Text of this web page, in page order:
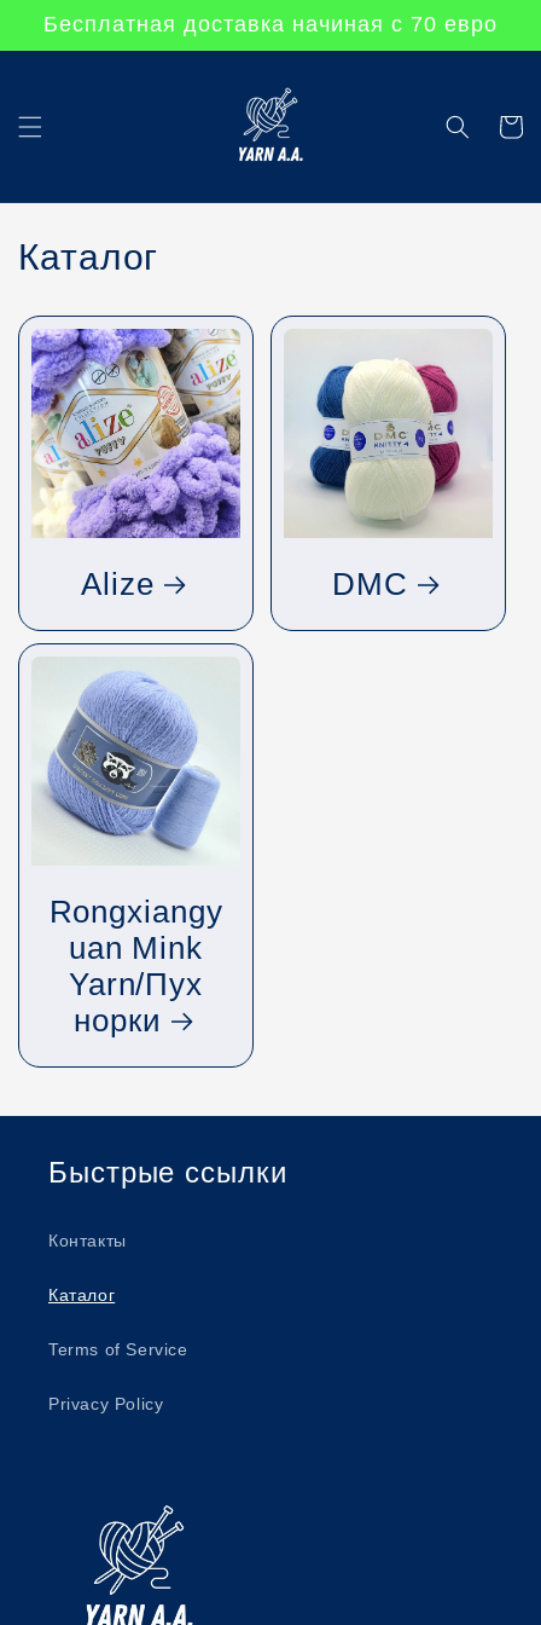
контенту
Бесплатная доставка начиная с 70 евро
Каталог
Alize DMC
Rongxiangy
uan Mink
Yarn/Пух
норки
Быстрые ссылки
Контакты
Каталог
Terms of Service
Privacy Policy